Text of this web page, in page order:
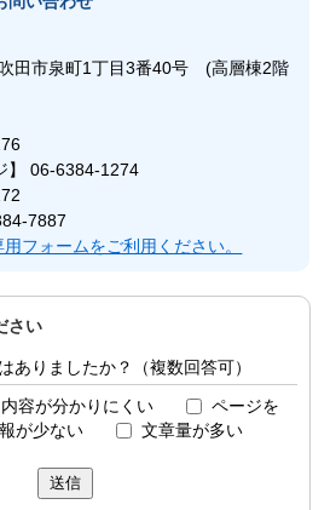
田市泉町1丁目3番40号 (高層棟2階
】 06-6384-1274
7887
フォームをご利用ください。
さい
ありましたか？（複数回答可）
内容が分かりにくい
ページを
が少ない 文章量が多い
送信